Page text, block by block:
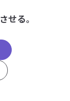
せる。